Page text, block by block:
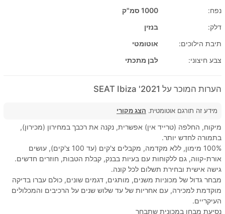
נפח:
1000 סמ"ק
דלק:
בנזין
תיבת הילוכים:
אוטומטי
צבע חיצוני:
לבן מתכתי
הערות המוכר על 2021' SEAT Ibiza
מידע זה תורגם אוטומטית. הצג מקורי
מיקוח, החלפה (טרייד אין) אפשרית, נקנה את רכבך במחירון (מכירון),
בתמורה לחדש יותר.
100% מימון, ללא מקדמה, מקבלים צ'קים (עד 100 צ'קים), עושים
אורת-קווה, גם ללקוחות עם בעיות בבנק, קבלת הטבות, חוזרים חדשים.
גישה אישית ובחירת תשלום לכל קונה.
מבחר גדול של מכוניות משנים, מותגים, דגמים שונים, כולם עברו בדיקה
מוקדמת למכירה, עם אחריות של עד שלוש שנים על הרכיבים והמכלולים
העיקריים.
נסיעת מבחן במכונית שתבחר